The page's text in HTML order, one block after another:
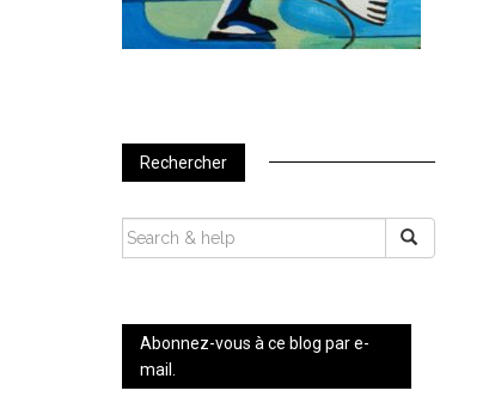
Rechercher
SEARCH
FOR:
Abonnez-vous à ce blog par e-
mail.